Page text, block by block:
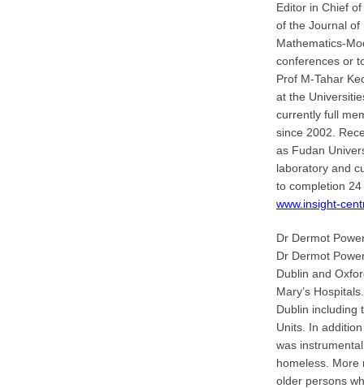
Editor in Chief
of the Journal of
Mathematics-
conferences or
Prof M-Tahar
at the
currently full
since 2002.
as Fudan
laboratory and
to completion
www.insight-
Dr Dermot
Dr Dermot
Dublin and
Mary’s
Dublin including
Units. In
was
homeless. More
older persons